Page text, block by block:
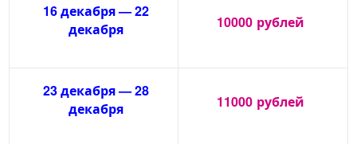
16 декабря — 22
декабря
10000 рублей
23 декабря — 28
декабря
11000 рублей